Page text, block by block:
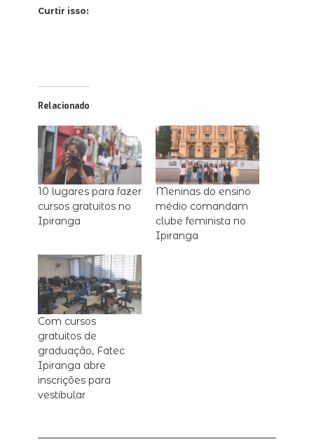
Curtir isso:
Relacionado
10 lugares para fazer
cursos gratuitos no
Ipiranga
Meninas do ensino
médio comandam
clube feminista no
Ipiranga
Com cursos
gratuitos de
graduação, Fatec
Ipiranga abre
inscrições para
vestibular